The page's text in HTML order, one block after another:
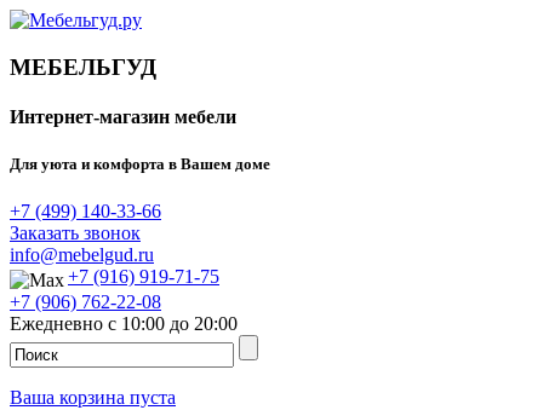
МЕБЕЛЬГУД
Интернет-магазин мебели
Для уюта и комфорта в Вашем доме
+7 (499) 140-33-66
Заказать звонок
info@mebelgud.ru
+7 (916) 919-71-75
+7 (906) 762-22-08
Ежедневно с 10:00 до 20:00
Ваша корзина пуста